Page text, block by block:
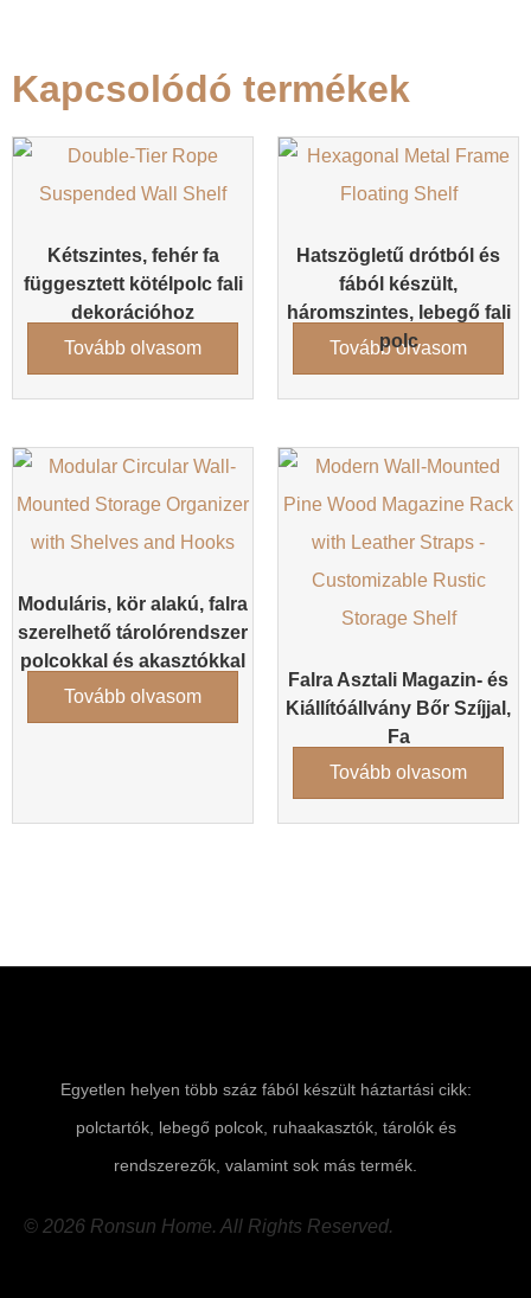
Kapcsolódó termékek
Kétszintes, fehér fa
függesztett kötélpolc fali
dekorációhoz
Tovább olvasom
Hatszögletű drótból és
fából készült,
háromszintes, lebegő fali
polc
Tovább olvasom
Moduláris, kör alakú, falra
szerelhető tárolórendszer
polcokkal és akasztókkal
Tovább olvasom
Falra Asztali Magazin- és
Kiállítóállvány Bőr Szíjjal,
Fa
Tovább olvasom
Egyetlen helyen több száz fából készült háztartási cikk:
polctartók, lebegő polcok, ruhaakasztók, tárolók és
rendszerezők, valamint sok más termék.
© 2026 Ronsun Home. All Rights Reserved.